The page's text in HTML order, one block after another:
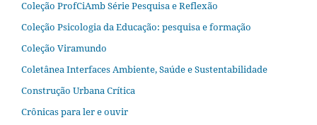
Coleção ProfCiAmb Série Pesquisa e Reflexão
Coleção Psicologia da Educação: pesquisa e formação
Coleção Viramundo
Coletânea Interfaces Ambiente, Saúde e Sustentabilidade
Construção Urbana Crítica
Crônicas para ler e ouvir